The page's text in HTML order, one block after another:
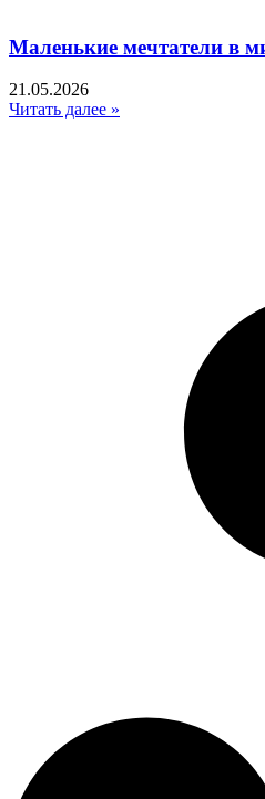
Маленькие мечтатели в
21.05.2026
Читать далее »